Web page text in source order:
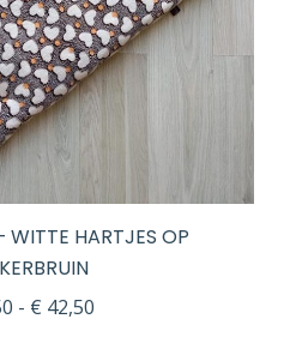
WITTE HARTJES OP
- € 42,50